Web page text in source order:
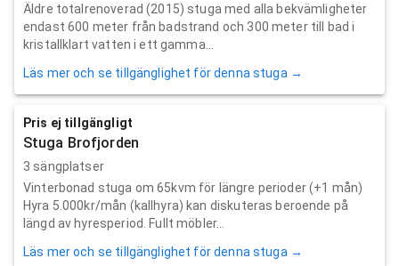
Äldre totalrenoverad (2015) stuga med alla bekvämligheter
endast 600 meter från badstrand och 300 meter till bad i
kristallklart vatten i ett gamma...
Läs mer och se tillgänglighet för denna stuga →
Pris ej tillgängligt
Stuga Brofjorden
3 sängplatser
Vinterbonad stuga om 65kvm för längre perioder (+1 mån)
Hyra 5.000kr/mån (kallhyra) kan diskuteras beroende på
längd av hyresperiod. Fullt möbler...
Läs mer och se tillgänglighet för denna stuga →